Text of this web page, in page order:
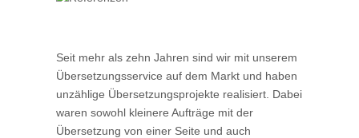
Seit mehr als zehn Jahren sind wir mit unserem
Übersetzungsservice auf dem Markt und haben
unzählige Übersetzungsprojekte realisiert. Dabei
waren sowohl kleinere Aufträge mit der
Übersetzung von einer Seite und auch